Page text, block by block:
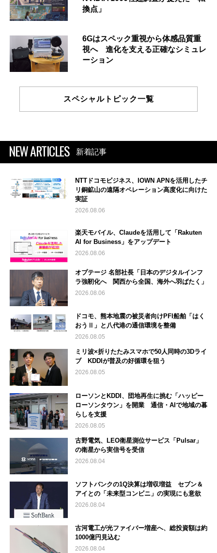
換点」
6Gはスペック重視から体感品質重
視へ 進化を支える正確なシミュレ
ーション
スペシャルトピック一覧
NEW ARTICLES 新着記事
NTTドコモビジネス、IOWN APNを活用したチ
リ銅鉱山の遠隔オペレーション高度化に向けた
実証
2026.08.06
楽天モバイル、Claudeを活用して「Rakuten
AI for Business」をアップデート
2026.08.06
オプテージ 名部社長「日本のデジタルインフ
ラ強靭化へ 関西から全国、海外へ羽ばたく」
2026.08.06
ドコモ、熊本地震の被災者向けPFI船舶「はく
おうⅡ」と八代港の通信環境を整備
2026.08.05
ミリ波×折りたたみスマホで50人同時の3Dライ
ブ KDDIが普及の好循環を狙う
2026.08.05
ローソンとKDDI、団地再生に挑む「ハッピー
ローソンタウン」を開業 通信・AIで地域の暮
らしを支援
2026.08.05
古野電気、LEO衛星測位サービス「Pulsar」
の衛星から実信号を受信
2026.08.04
ソフトバンクの1Q決算は増収増益 セブン＆
アイとの「未来型コンビニ」の実現にも意欲
2026.08.04
古河電工が光ファイバー増産へ、総投資額は約
1000億円見込む
2026.08.04